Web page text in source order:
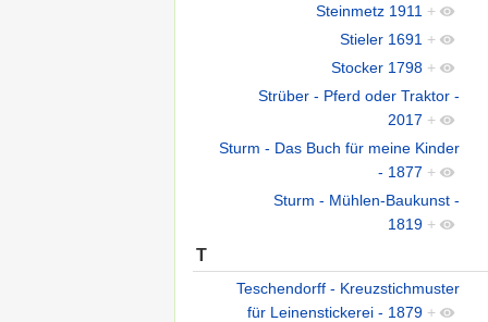
Steinmetz 1911 +
Stieler 1691 +
Stocker 1798 +
Strüber - Pferd oder Traktor -
2017 +
Sturm - Das Buch für meine Kinder
- 1877 +
Sturm - Mühlen-Baukunst -
1819 +
T
Teschendorff - Kreuzstichmuster
für Leinenstickerei - 1879 +